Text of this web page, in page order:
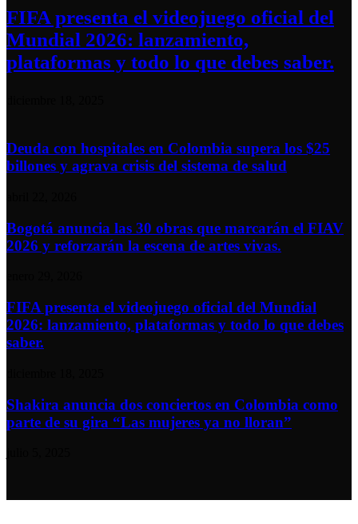
FIFA presenta el videojuego oficial del
Mundial 2026: lanzamiento,
plataformas y todo lo que debes saber.
Deuda con hospitales en Colombia supera los $25
billones y agrava crisis del sistema de salud
Bogotá anuncia las 30 obras que marcarán el FIAV
2026 y reforzarán la escena de artes vivas.
FIFA presenta el videojuego oficial del Mundial
2026: lanzamiento, plataformas y todo lo que debes
saber.
Shakira anuncia dos conciertos en Colombia como
parte de su gira “Las mujeres ya no lloran”